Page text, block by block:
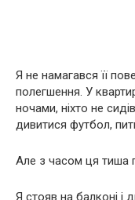
Я не намагався її
полегшення. У
ночами, ніхто не
дивитися футбол,
Але з часом ця тиша
Я стояв на балконі і